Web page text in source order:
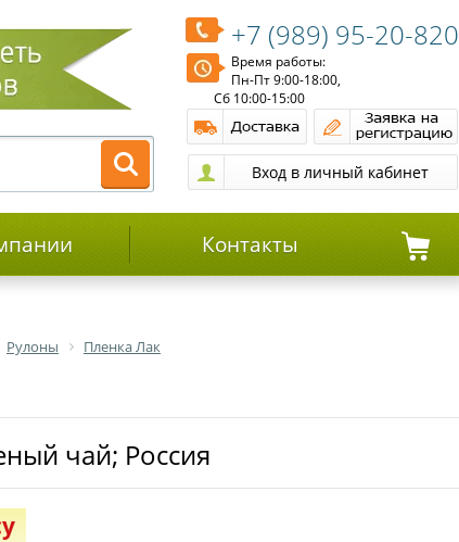
+7 (989) 95-20-820
Время работы:
Пн-Пт 9:00-18:00,
Сб 10:00-15:00
Контакты
Рулоны
Пленка Лак
чай; Россия